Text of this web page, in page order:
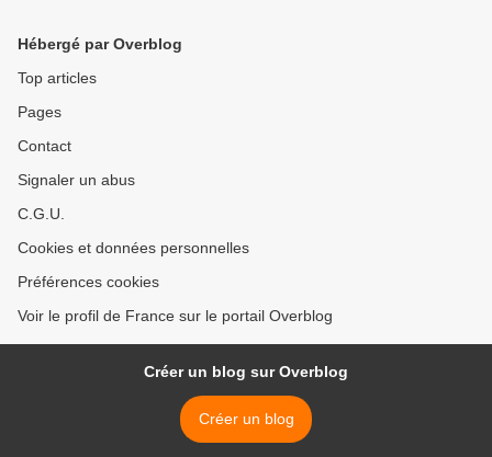
Hébergé par Overblog
Top articles
Pages
Contact
Signaler un abus
C.G.U.
Cookies et données personnelles
Préférences cookies
Voir le profil de France sur le portail Overblog
Créer un blog sur Overblog
Créer un blog